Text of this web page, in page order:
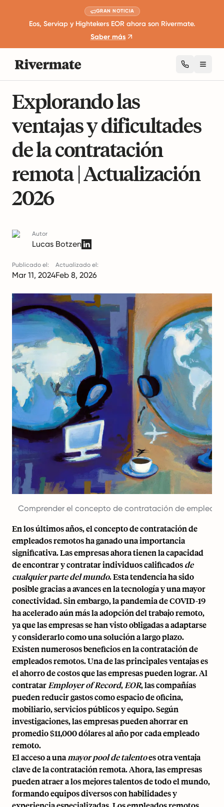
GRAN NOTICIA
Eos, Serviap y Hightekers EOR ahora son Rivermate.
Saber más
Explorando las
ventajas y dificultades
de la contratación
remota | Actualización
2026
Autor
Lucas Botzen
Publicado el:
Mar 11, 2024
Actualizado el:
Feb 8, 2026
Comprender el concepto de contratación de
En los últimos años, el concepto de contratación de
empleados remotos ha ganado una importancia
significativa. Las empresas ahora tienen la capacidad
de encontrar y contratar individuos calificadosde
cualquier parte del mundo. Esta tendencia ha sido
posible gracias a avances en la tecnología y una mayor
conectividad. Sin embargo, la pandemia de COVID-19
ha acelerado aún más la adopción del trabajo remoto,
ya que las empresas se han visto obligadas a adaptarse
y considerarlo como una solución a largo plazo.
Existen numerosos beneficios en la contratación de
empleados remotos. Una de las principales ventajas es
el ahorro de costos que las empresas pueden lograr. Al
contratar Employer of Record, EOR, las compañías
pueden reducir gastos como espacio de oficina,
mobiliario, servicios públicos y equipo. Según
investigaciones, las empresas pueden ahorrar en
promedio $11,000 dólares al año por cada empleado
remoto.
El acceso a unamayor pool de talentoes otra ventaja
clave de la contratación remota. Ahora, las empresas
pueden atraer a los mejores talentos de todo el mundo,
formando equipos diversos con habilidades y